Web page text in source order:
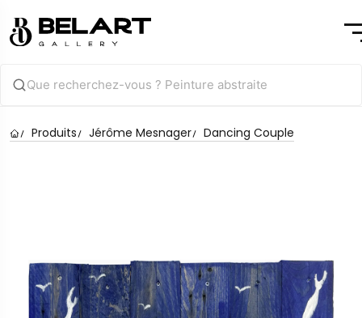
Produits Jérôme Mesnager Dancing Couple